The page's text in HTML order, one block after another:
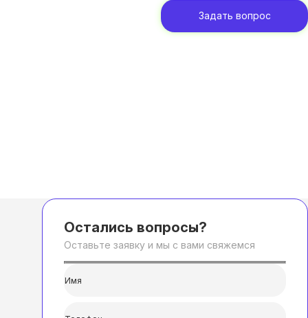
Задать вопрос
Остались вопросы?
Оставьте заявку и мы с вами свяжемся